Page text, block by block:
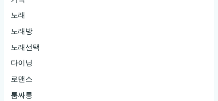
노래
노래방
노래선택
다이닝
로맨스
룸싸롱